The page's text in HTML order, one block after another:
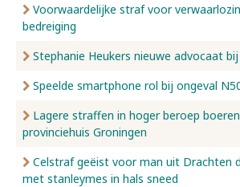
Voorwaardelijke straf voor
bedreiging
Stephanie Heukers nieuwe advocaat
Speelde smartphone rol bij ongeval
Lagere straffen in hoger beroep
provinciehuis Groningen
Celstraf geëist voor man uit Drachten
met stanleymes in hals sneed